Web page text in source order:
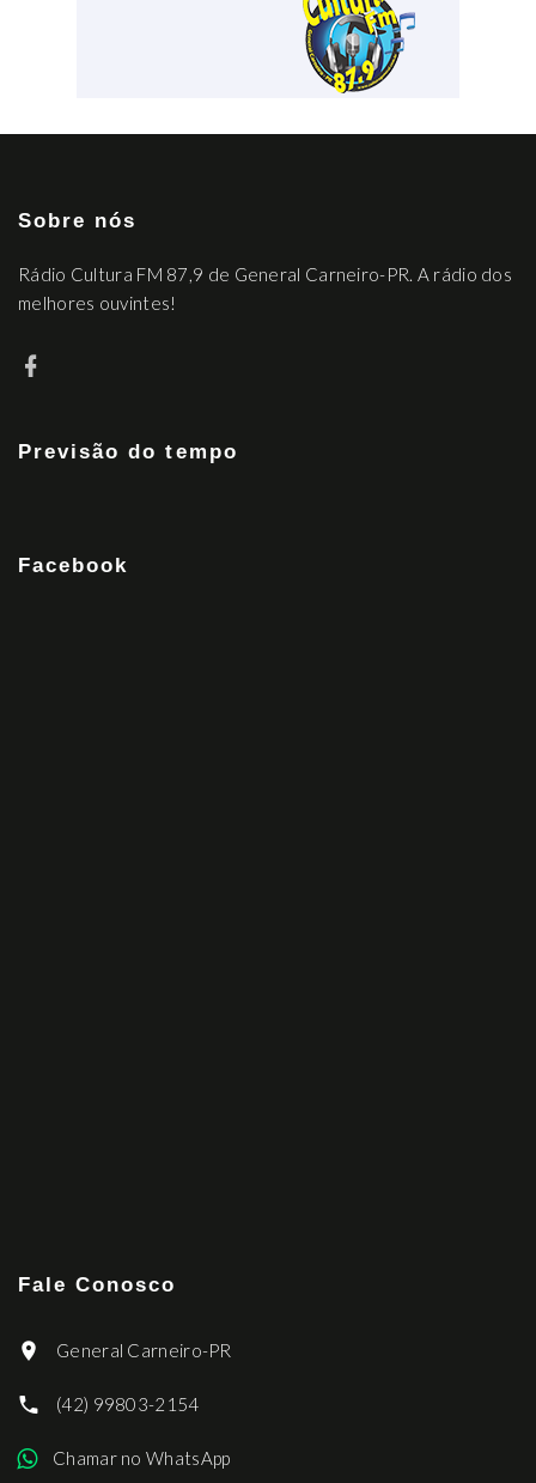
Sobre nós
Rádio Cultura FM 87,9 de General Carneiro-PR. A rádio dos
melhores ouvintes!
Previsão do tempo
Facebook
Fale Conosco
General Carneiro-PR
(42) 99803-2154
Chamar no WhatsApp